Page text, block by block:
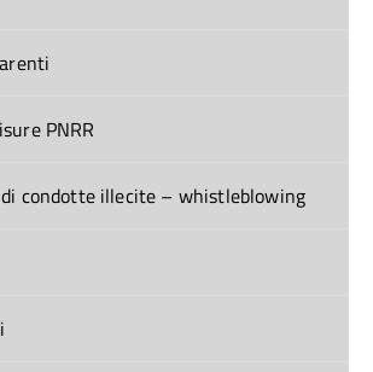
PNRR
condotte illecite – whistleblowing